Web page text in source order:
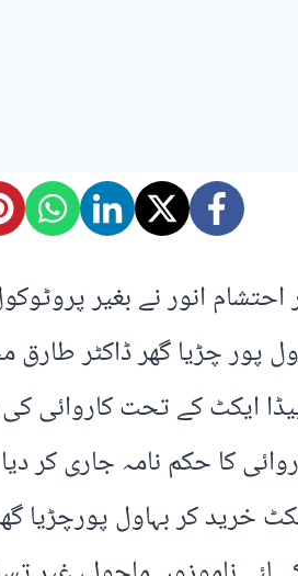
ڈاکٹر احتشام انور نے
پور چڑیا گھر ڈاکٹر
ایکٹ کے تحت
پیڈا ایکٹ 2006ء کے تحت کاروائی کا
کر بہاول پورچڑیا